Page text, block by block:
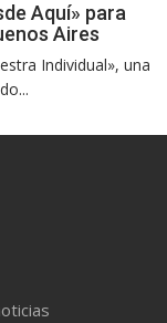
Aquí» para
Aires
Individual», una